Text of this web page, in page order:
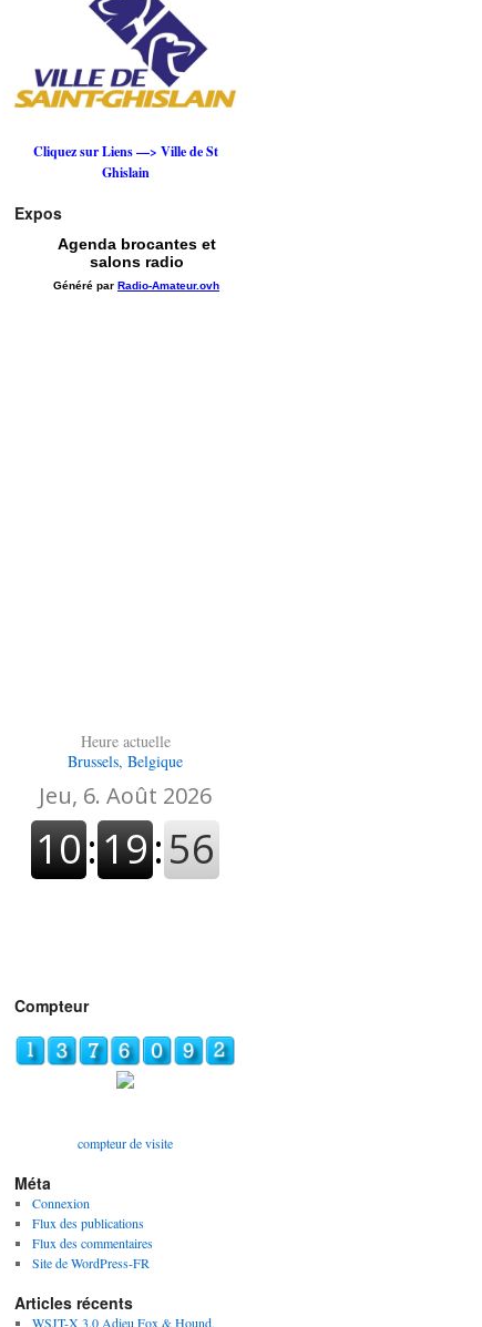
Cliquez sur Liens —> Ville de St
Ghislain
Expos
Heure actuelle
Brussels, Belgique
Compteur
compteur de visite
Méta
Connexion
Flux des publications
Flux des commentaires
Site de WordPress-FR
Articles récents
WSJT-X 3.0 Adieu Fox & Hound,